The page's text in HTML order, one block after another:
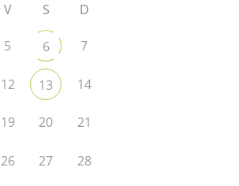
V S D
5 6 7
12 13 14
19 20 21
26 27 28